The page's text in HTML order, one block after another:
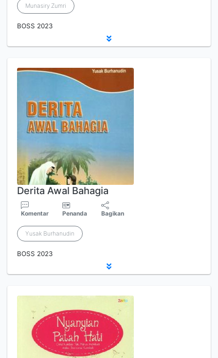
Munasiry Zumri
BOSS 2023
Derita Awal Bahagia
Komentar Penanda Bagikan
Yusak Burhanudin
BOSS 2023